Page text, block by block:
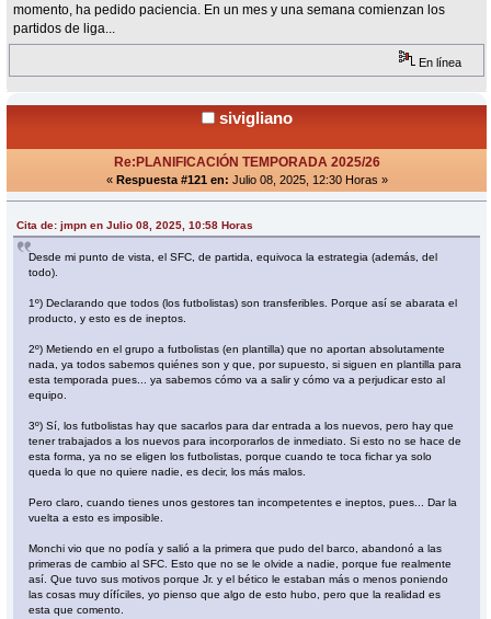
momento, ha pedido paciencia. En un mes y una semana comienzan los
partidos de liga...
En línea
sivigliano
Re:PLANIFICACIÓN TEMPORADA 2025/26
« Respuesta #121 en: Julio 08, 2025, 12:30 Horas »
Cita de: jmpn en Julio 08, 2025, 10:58 Horas
Desde mi punto de vista, el SFC, de partida, equivoca la estrategia (además, del
todo).
1º) Declarando que todos (los futbolistas) son transferibles. Porque así se abarata el
producto, y esto es de ineptos.
2º) Metiendo en el grupo a futbolistas (en plantilla) que no aportan absolutamente
nada, ya todos sabemos quiénes son y que, por supuesto, si siguen en plantilla para
esta temporada pues... ya sabemos cómo va a salir y cómo va a perjudicar esto al
equipo.
3º) Sí, los futbolistas hay que sacarlos para dar entrada a los nuevos, pero hay que
tener trabajados a los nuevos para incorporarlos de inmediato. Si esto no se hace de
esta forma, ya no se eligen los futbolistas, porque cuando te toca fichar ya solo
queda lo que no quiere nadie, es decir, los más malos.
Pero claro, cuando tienes unos gestores tan incompetentes e ineptos, pues... Dar la
vuelta a esto es imposible.
Monchi vio que no podía y salió a la primera que pudo del barco, abandonó a las
primeras de cambio al SFC. Esto que no se le olvide a nadie, porque fue realmente
así. Que tuvo sus motivos porque Jr. y el bético le estaban más o menos poniendo
las cosas muy dífíciles, yo pienso que algo de esto hubo, pero que la realidad es
esta que comento.